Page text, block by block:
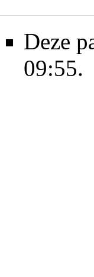
Deze
09:55.